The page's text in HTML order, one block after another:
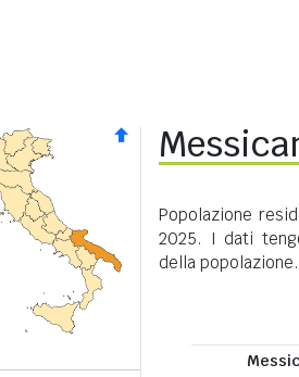
Popolazione
2025. I dati
della